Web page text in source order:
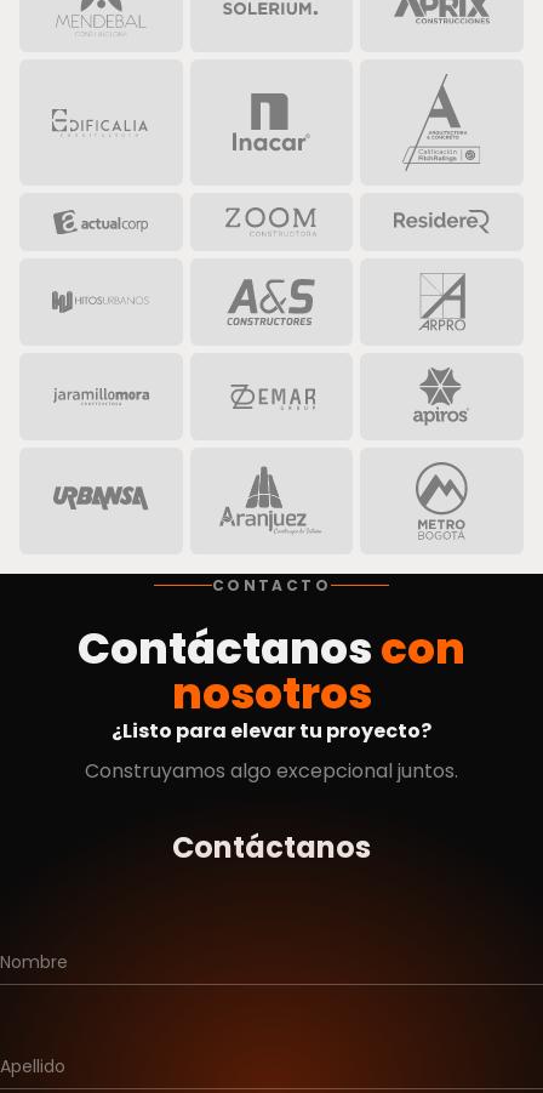
CONTACTO
Contáctanoscon
nosotros
¿Listo para elevar tu proyecto?
Construyamos algo excepcional juntos.
Contáctanos
Nombre
Apellido